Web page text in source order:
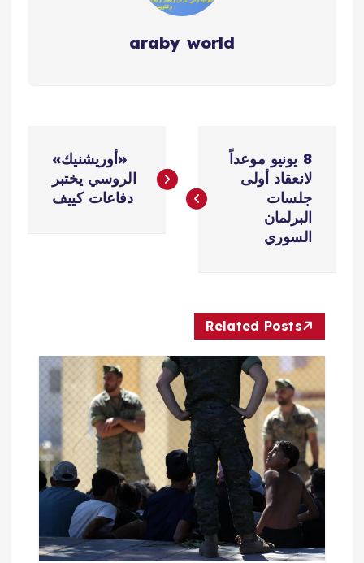
araby world
ص
م
ق
8 يونيو موعداً
لانعقاد أولى
جلسات
البرلمان
السوري
«أوريشنيك»
الروسي يختبر
دفاعات كييف
Related Posts